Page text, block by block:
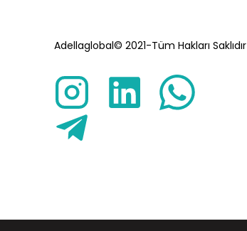
Adellaglobal© 2021-Tüm Hakları Saklıdır